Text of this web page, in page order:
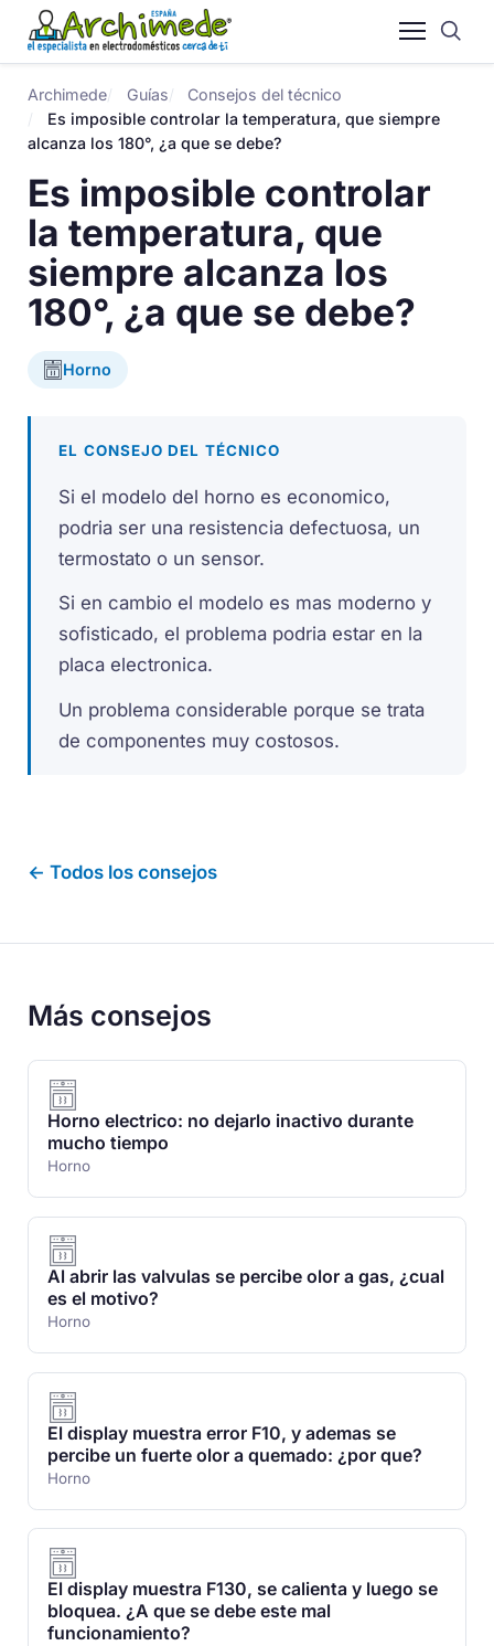
Archimede Guías
Consejos del técnico
Es imposible controlar la temperatura, que siempre
alcanza los 180°, ¿a que se debe?
Es imposible controlar
la temperatura, que
siempre alcanza los
180°, ¿a que se debe?
Horno
EL CONSEJO DEL TÉCNICO
Si el modelo del horno es economico,
podria ser una resistencia defectuosa, un
termostato o un sensor.
Si en cambio el modelo es mas moderno y
sofisticado, el problema podria estar en la
placa electronica.
Un problema considerable porque se trata
de componentes muy costosos.
← Todos los consejos
Más consejos
Horno electrico: no dejarlo inactivo durante
mucho tiempo
Horno
Al abrir las valvulas se percibe olor a gas, ¿cual
es el motivo?
Horno
El display muestra error F10, y ademas se
percibe un fuerte olor a quemado: ¿por que?
Horno
El display muestra F130, se calienta y luego se
bloquea. ¿A que se debe este mal
funcionamiento?